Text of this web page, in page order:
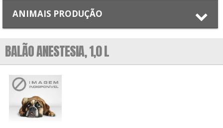
ANIMAIS PRODUÇÃO
BALÃO ANESTESIA, 1,0 L